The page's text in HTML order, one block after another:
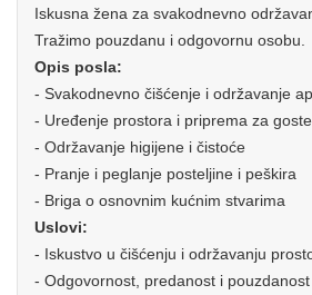
Iskusna žena za svakodnevno
Tražimo pouzdanu i odgovornu osobu.
Opis posla:
- Svakodnevno čišćenje i održavanje
- Uređenje prostora i priprema za goste
- Održavanje higijene i čistoće
- Pranje i peglanje posteljine i peškira
- Briga o osnovnim kućnim stvarima
Uslovi:
- Iskustvo u čišćenju i održavanju
- Odgovornost, predanost i pouzdanost